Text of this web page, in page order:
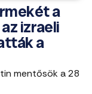
a
izraeli
a
mentősök a 28